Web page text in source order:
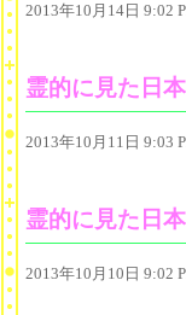
2013年10月14日 9:02
霊的に見た日
2013年10月11日 9:03
霊的に見た日
2013年10月10日 9:02